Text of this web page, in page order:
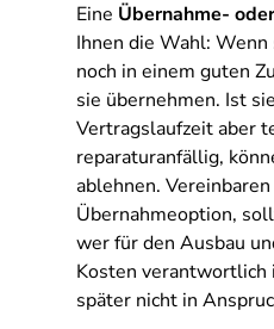
Eine Übernahme-
Ihnen die Wahl:
noch in einem guten
sie übernehmen. Ist
Vertragslaufzeit aber
reparaturanfällig,
ablehnen.
Übernahmeoption,
wer für den Ausbau
Kosten verantwortlich
später nicht in